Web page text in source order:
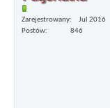
Zarejestrowany
Jul 2016
Postów
846